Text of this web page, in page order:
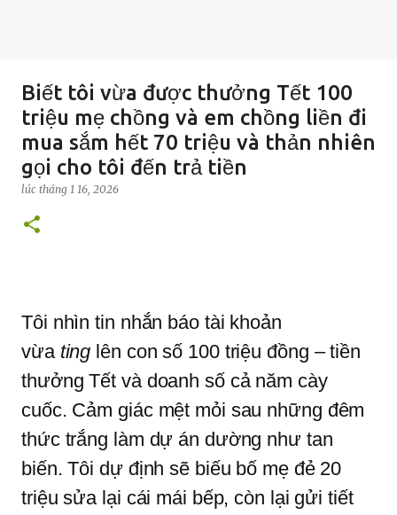
Biết tôi vừa được thưởng Tết 100
triệu mẹ chồng và em chồng liền đi
mua sắm hết 70 triệu và thản nhiên
gọi cho tôi đến trả tiền
lúc tháng 1 16, 2026
Tôi nhìn tin nhắn báo tài khoản
vừa ting lên con số 100 triệu đồng – tiền
thưởng Tết và doanh số cả năm cày
cuốc. Cảm giác mệt mỏi sau những đêm
thức trắng làm dự án dường như tan
biến. Tôi dự định sẽ biếu bố mẹ đẻ 20
triệu sửa lại cái mái bếp, còn lại gửi tiết